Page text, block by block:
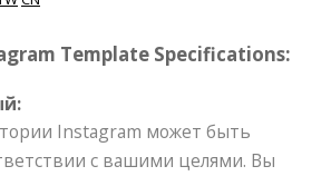
Template Specifications:
Instagram может быть
с вашими целями. Вы